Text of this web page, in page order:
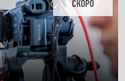
СКОРО